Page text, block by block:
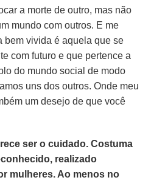
a morte de outro, mas não
mundo com outros. E me
bem vivida é aquela que se
com futuro e que pertence a
do mundo social de modo
uns dos outros. Onde meu
um desejo de que você
ser o cuidado. Costuma
realizado
mulheres. Ao menos no